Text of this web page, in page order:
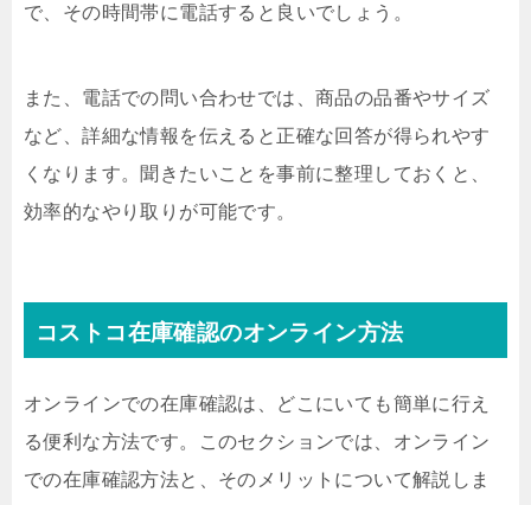
で、その時間帯に電話すると良いでしょう。
また、電話での問い合わせでは、商品の品番やサイズ
など、詳細な情報を伝えると正確な回答が得られやす
くなります。聞きたいことを事前に整理しておくと、
効率的なやり取りが可能です。
コストコ在庫確認のオンライン方法
オンラインでの在庫確認は、どこにいても簡単に行え
る便利な方法です。このセクションでは、オンライン
での在庫確認方法と、そのメリットについて解説しま